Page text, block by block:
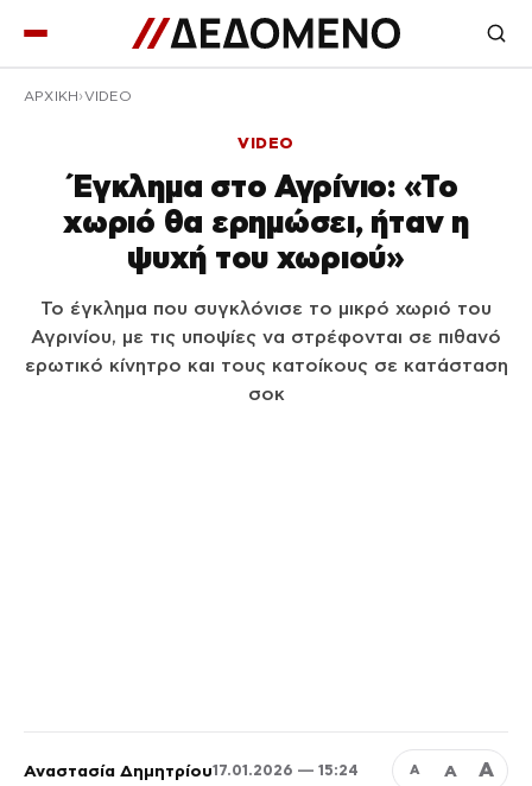
ΑΡΧΙΚΉ VIDEO
VIDEO
Έγκλημα στο Αγρίνιο: «Το
χωριό θα ερημώσει, ήταν η
ψυχή του χωριού»
Το έγκλημα που συγκλόνισε το μικρό χωριό του
Αγρινίου, με τις υποψίες να στρέφονται σε πιθανό
ερωτικό κίνητρο και τους κατοίκους σε κατάσταση
σοκ
Αναστασία Δημητρίου17.01.2026 — 15:24 Α Α Α